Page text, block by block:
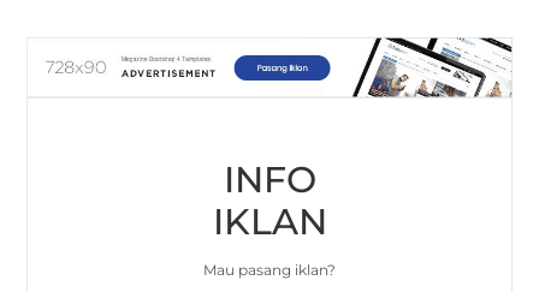
INFO
IKLAN
Mau pasang iklan?